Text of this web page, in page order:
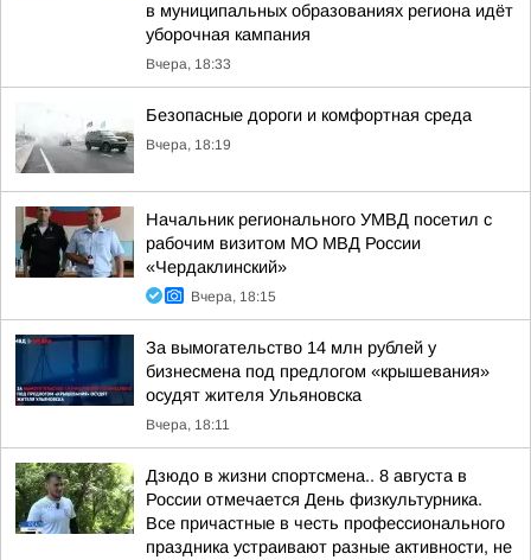
в муниципальных образованиях региона идёт
уборочная кампания
Вчера, 18:33
Безопасные дороги и комфортная среда
Вчера, 18:19
Начальник регионального УМВД посетил с
рабочим визитом МО МВД России
«Чердаклинский»
Вчера, 18:15
За вымогательство 14 млн рублей у
бизнесмена под предлогом «крышевания»
осудят жителя Ульяновска
Вчера, 18:11
Дзюдо в жизни спортсмена.. 8 августа в
России отмечается День физкультурника.
Все причастные в честь профессионального
праздника устраивают разные активности, не